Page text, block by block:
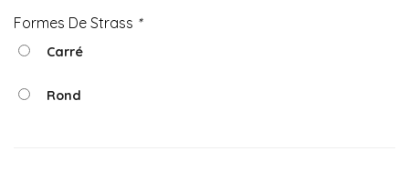
Formes De Strass *
Carré
Rond